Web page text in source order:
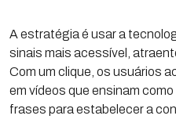
A estratégia é usar a
sinais mais acessível,
Com um clique, os usuários
em vídeos que ensinam
frases para estabelecer a